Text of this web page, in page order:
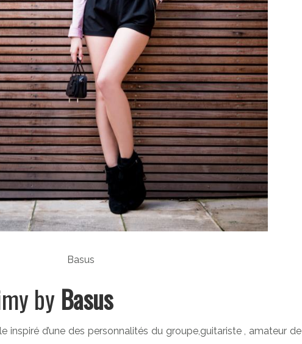
by Basus
inspiré d’une des personnalités du groupe,guitariste , amateur de